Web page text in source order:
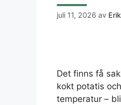
juli 11, 2026 av
Det finns få
kokt potatis
temperatur –